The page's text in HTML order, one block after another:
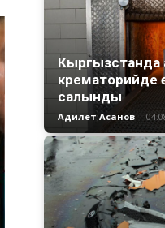
Кыргызстанда
крематорийде
салынды
Адилет Асанов -